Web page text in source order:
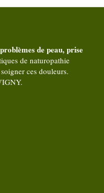
de peau, prise
de naturopathie
ces douleurs.